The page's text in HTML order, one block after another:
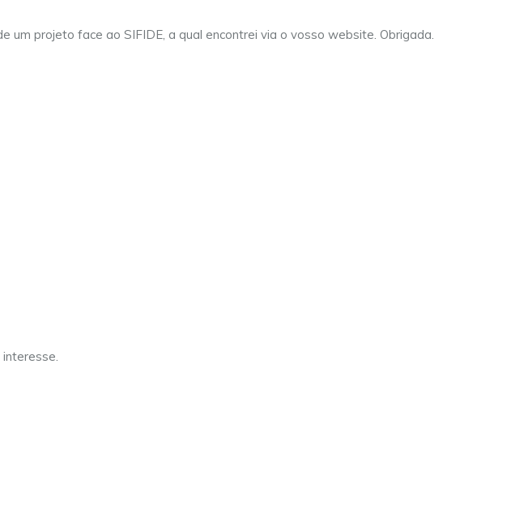
um projeto face ao SIFIDE, a qual encontrei via o vosso website. Obrigada.